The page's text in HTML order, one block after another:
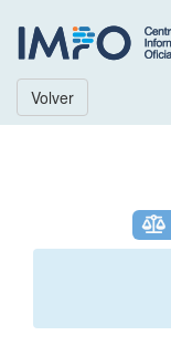
Volver